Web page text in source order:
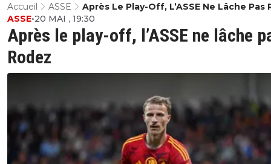
Accueil ASSE Après Le Play-Off, L’ASSE Ne Lâche Pas
Après le play-off, l’ASSE ne lâche
Rodez
ASSE•20 MAI , 19:30